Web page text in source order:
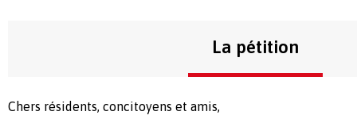
La pétition
Chers résidents, concitoyens et amis,